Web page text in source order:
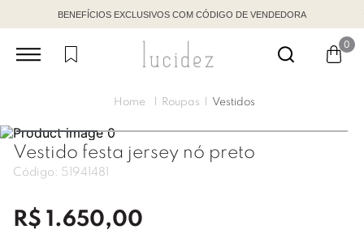
BENEFÍCIOS EXCLUSIVOS COM CÓDIGO DE VENDEDORA
0
Roupas Vestidos
Vestido festa jersey nó preto
Código: 51941481
R$ 1 .650,00